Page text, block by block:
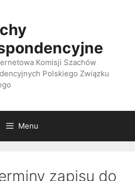
Komisji Szachów
Polskiego Związku
Menu
zapisu do